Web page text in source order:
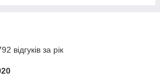
відгуків за рік